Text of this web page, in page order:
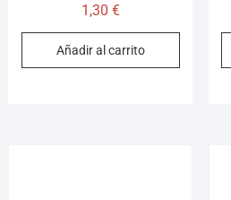
1,30 €
Añadir al carrito